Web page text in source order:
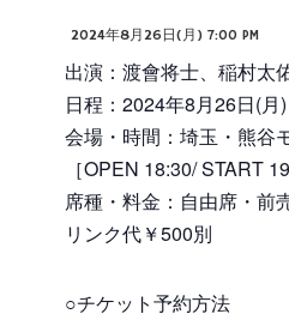
2024年8月26日(月) 7:00 PM
出演：渡會将士、稲村太
日程：2024年8月26日(月)
会場・時間：埼玉・熊谷
［OPEN 18:30/ START
席種・料金：自由席・前
リンク代￥500別
○チケット予約方法